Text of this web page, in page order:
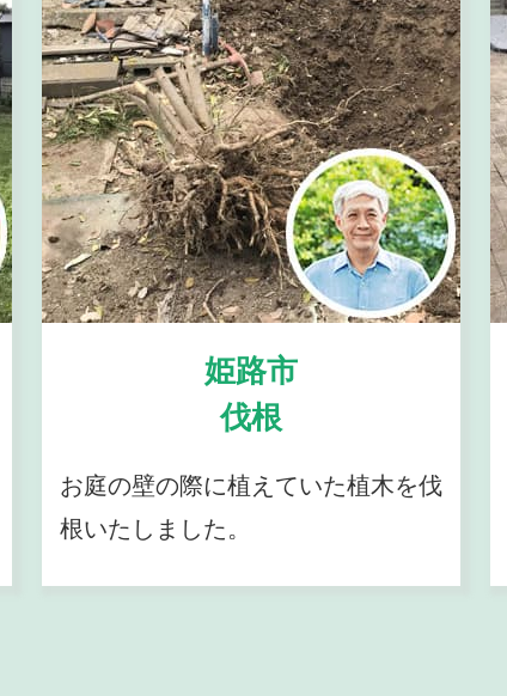
姫路市
伐根
お庭の壁の際に植えていた植木を伐
根いたしました。